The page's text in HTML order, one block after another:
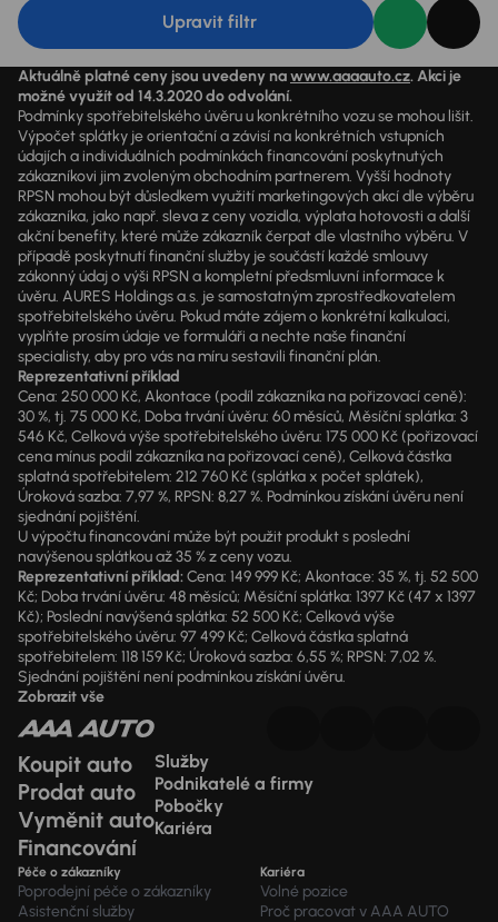
Upravit filtr
Aktuálně platné ceny jsou uvedeny nawww.aaaauto.cz. Akci je
možné využít od 14.3.2020 do odvolání.
Podmínky spotřebitelského úvěru u konkrétního vozu se mohou lišit.
Výpočet splátky je orientační a závisí na konkrétních vstupních
údajích a individuálních podmínkách financování poskytnutých
zákazníkovi jim zvoleným obchodním partnerem. Vyšší hodnoty
RPSN mohou být důsledkem využití marketingových akcí dle výběru
zákazníka, jako např. sleva z ceny vozidla, výplata hotovosti a další
akční benefity, které může zákazník čerpat dle vlastního výběru. V
případě poskytnutí finanční služby je součástí každé smlouvy
zákonný údaj o výši RPSN a kompletní předsmluvní informace k
úvěru. AURES Holdings a.s. je samostatným zprostředkovatelem
spotřebitelského úvěru. Pokud máte zájem o konkrétní kalkulaci,
vyplňte prosím údaje ve formuláři a nechte naše finanční
specialisty, aby pro vás na míru sestavili finanční plán.
Reprezentativní příklad
Cena: 250 000 Kč, Akontace (podíl zákazníka na pořizovací ceně):
30 %, tj. 75 000 Kč, Doba trvání úvěru: 60 měsíců, Měsíční splátka: 3
546 Kč, Celková výše spotřebitelského úvěru: 175 000 Kč (pořizovací
cena mínus podíl zákazníka na pořizovací ceně), Celková částka
splatná spotřebitelem: 212 760 Kč (splátka x počet splátek),
Úroková sazba: 7,97 %, RPSN: 8,27 %. Podmínkou získání úvěru není
sjednání pojištění.
U výpočtu financování může být použit produkt s poslední
navýšenou splátkou až 35 % z ceny vozu.
Reprezentativní příklad:Cena: 149 999 Kč; Akontace: 35 %, tj. 52 500
Kč; Doba trvání úvěru: 48 měsíců; Měsíční splátka: 1397 Kč (47 x 1397
Kč); Poslední navýšená splátka: 52 500 Kč; Celková výše
spotřebitelského úvěru: 97 499 Kč; Celková částka splatná
spotřebitelem: 118 159 Kč; Úroková sazba: 6,55 %; RPSN: 7,02 %.
Sjednání pojištění není podmínkou získání úvěru.
Zobrazit vše
Koupit auto
Prodat auto
Vyměnit auto
Financování
Služby
Podnikatelé a firmy
Pobočky
Kariéra
Péče o zákazníky
Poprodejní péče o zákazníky
Asistenční služby
Kariéra
Volné pozice
Proč pracovat v AAA AUTO